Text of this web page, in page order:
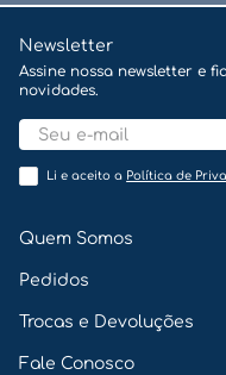
Newsletter
Assine nossa newsletter e
novidades.
Li e aceito a Política de
Quem Somos
Pedidos
Trocas e Devoluções
Fale Conosco